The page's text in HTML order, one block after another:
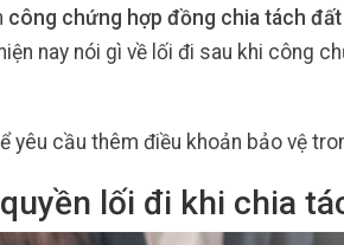
công chứng hợp đồng chia tách đất
nay nói gì về lối đi sau khi công
yêu cầu thêm điều khoản bảo vệ
lối đi khi chia